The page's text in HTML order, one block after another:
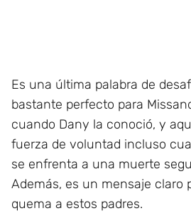
Es una última palabra de
bastante perfecto para
cuando Dany la conoció, y
fuerza de voluntad incluso
se enfrenta a una muerte
Además, es un mensaje claro
quema a estos padres.